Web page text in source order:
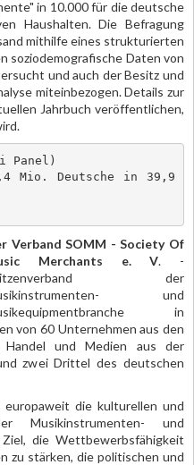
in 10.000 für die deutsche
Haushalten. Die Befragung
mithilfe eines strukturierten
soziodemografische Daten von
und auch der Besitz und
miteinbezogen. Details zur
Jahrbuch veröffentlichen,
Panel)
Mio. Deutsche in 39,9
Verband SOMM - Society Of
Merchants e. V. -
der
und
in
von 60 Unternehmen aus den
Handel und Medien aus der
zwei Drittel des deutschen
die kulturellen und
Musikinstrumenten- und
die Wettbewerbsfähigkeit
zu stärken, die politischen und